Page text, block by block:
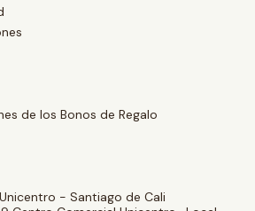
de los Bonos de Regalo
- Santiago de Cali